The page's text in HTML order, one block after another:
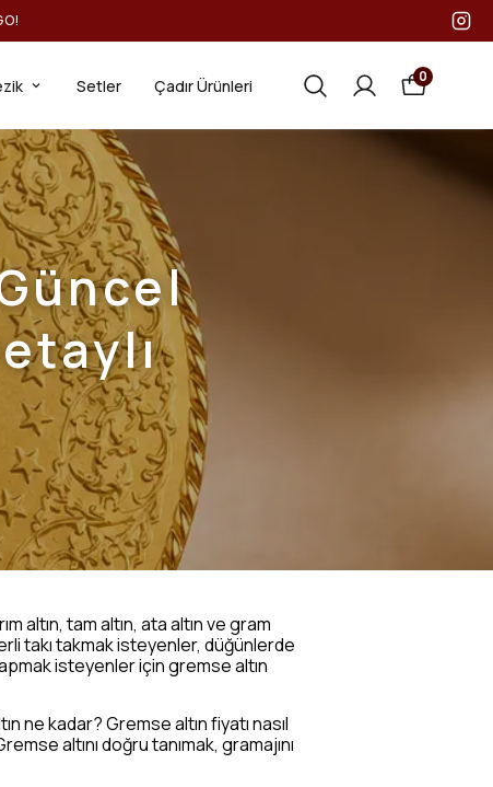
Setler Çadır Ürünleri 0
altın, tam altın, ata altın ve gram
takı takmak isteyenler, düğünlerde
isteyenler için gremse altın
ne kadar? Gremse altın fiyatı nasıl
altını doğru tanımak, gramajını